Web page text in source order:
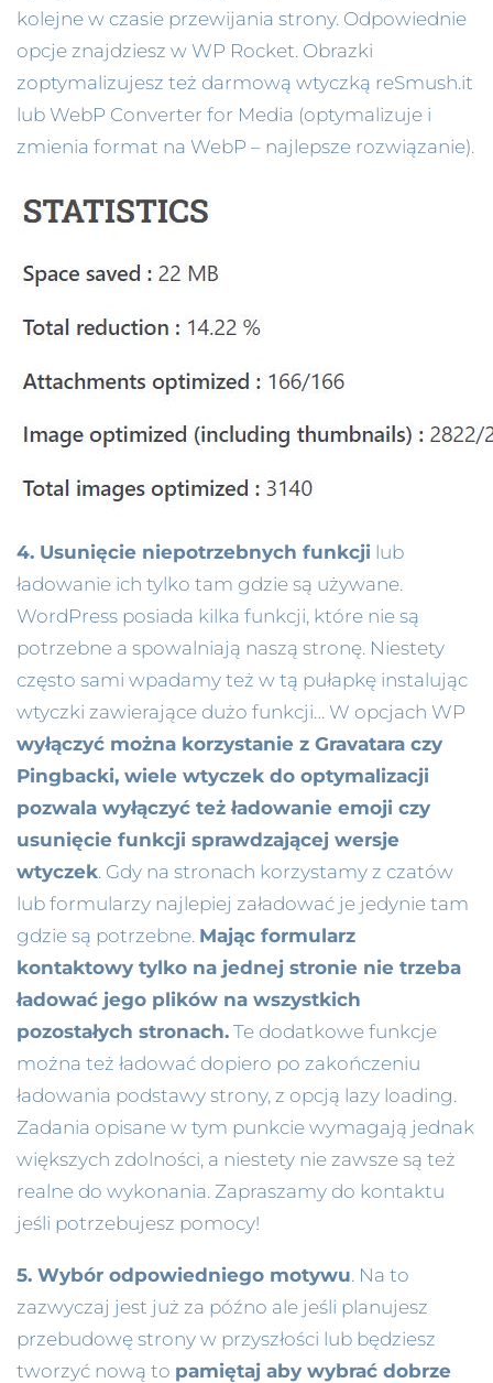
kolejne w czasie przewijania strony. Odpowiednie
opcje znajdziesz w WP Rocket. Obrazki
zoptymalizujesz też darmową wtyczką reSmush.it
lub WebP Converter for Media (optymalizuje i
zmienia format na WebP – najlepsze rozwiązanie).
4. Usunięcie niepotrzebnych funkcji lub
ładowanie ich tylko tam gdzie są używane.
WordPress posiada kilka funkcji, które nie są
potrzebne a spowalniają naszą stronę. Niestety
często sami wpadamy też w tą pułapkę instalując
wtyczki zawierające dużo funkcji… W opcjach WP
wyłączyć można korzystanie z Gravatara czy
Pingbacki, wiele wtyczek do optymalizacji
pozwala wyłączyć też ładowanie emoji czy
usunięcie funkcji sprawdzającej wersje
wtyczek. Gdy na stronach korzystamy z czatów
lub formularzy najlepiej załadować je jedynie tam
gdzie są potrzebne. Mając formularz
kontaktowy tylko na jednej stronie nie trzeba
ładować jego plików na wszystkich
pozostałych stronach.Te dodatkowe funkcje
można też ładować dopiero po zakończeniu
ładowania podstawy strony, z opcją lazy loading.
Zadania opisane w tym punkcie wymagają jednak
większych zdolności, a niestety nie zawsze są też
realne do wykonania. Zapraszamy do kontaktu
jeśli potrzebujesz pomocy!
5. Wybór odpowiedniego motywu. Na to
zazwyczaj jest już za późno ale jeśli planujesz
przebudowę strony w przyszłości lub będziesz
tworzyć nową to pamiętaj aby wybrać dobrze